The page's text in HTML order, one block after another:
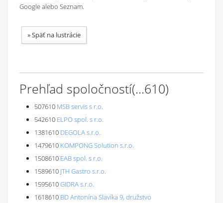
Google alebo Seznam.
»Späť na lustrácie
Prehľad spoločností(...610)
507610 MSB servis s r.o.
542610 ELPO spol. s r.o.
1381610 DEGOLA s.r.o.
1479610 KOMPONG Solution s.r.o.
1508610 EAB spol. s r.o.
1589610 JTH Gastro s.r.o.
1595610GIDRA s.r.o.
1618610 BD Antonína Slavíka 9, družstvo